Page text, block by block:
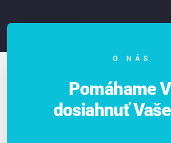
O NÁS
Pomáhame
dosiahnuť